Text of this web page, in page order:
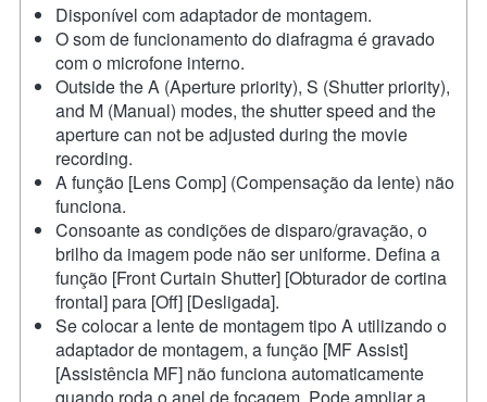
Disponível com adaptador de montagem.
O som de funcionamento do diafragma é gravado
com o microfone interno.
Outside the A (Aperture priority), S (Shutter priority),
and M (Manual) modes, the shutter speed and the
aperture can not be adjusted during the movie
recording.
A função [Lens Comp] (Compensação da lente) não
funciona.
Consoante as condições de disparo/gravação, o
brilho da imagem pode não ser uniforme. Defina a
função [Front Curtain Shutter] [Obturador de cortina
frontal] para [Off] [Desligada].
Se colocar a lente de montagem tipo A utilizando o
adaptador de montagem, a função [MF Assist]
[Assistência MF] não funciona automaticamente
quando roda o anel de focagem. Pode ampliar a